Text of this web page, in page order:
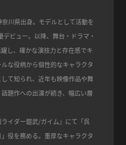
川県出身。モデルとして活動を
ビュー。以降、舞台・ドラマ・
し、確かな演技力と存在感でキ
な役柄から個性的なキャラクタ
て知られ、近年も映像作品や舞
題作への出演が続き、幅広い層
イダー鎧武/ガイム』にて「呉
役を務める。重厚なキャラクタ